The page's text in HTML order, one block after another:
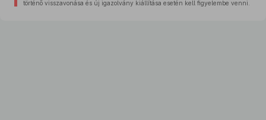
történő visszavonása és új igazolvány kiállítása esetén kell figyelembe venni.